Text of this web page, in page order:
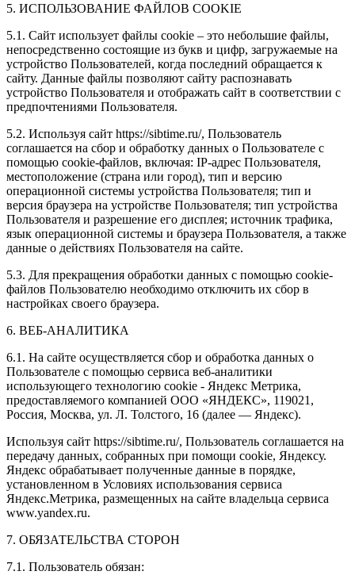
5. ИСПОЛЬЗОВАНИЕ ФАЙЛОВ COOKIE
5.1. Сайт использует файлы cookie – это небольшие файлы,
непосредственно состоящие из букв и цифр, загружаемые на
устройство Пользователей, когда последний обращается к
сайту. Данные файлы позволяют сайту распознавать
устройство Пользователя и отображать сайт в соответствии с
предпочтениями Пользователя.
5.2. Используя сайт https://sibtime.ru/, Пользователь
соглашается на сбор и обработку данных о Пользователе с
помощью cookie-файлов, включая: IP-адрес Пользователя,
местоположение (страна или город), тип и версию
операционной системы устройства Пользователя; тип и
версия браузера на устройстве Пользователя; тип устройства
Пользователя и разрешение его дисплея; источник трафика,
язык операционной системы и браузера Пользователя, а также
данные о действиях Пользователя на сайте.
5.3. Для прекращения обработки данных с помощью cookie-
файлов Пользователю необходимо отключить их сбор в
настройках своего браузера.
6. ВЕБ-АНАЛИТИКА
6.1. На сайте осуществляется сбор и обработка данных о
Пользователе с помощью сервиса веб-аналитики
использующего технологию cookie - Яндекс Метрика,
предоставляемого компанией ООО «ЯНДЕКС», 119021,
Россия, Москва, ул. Л. Толстого, 16 (далее — Яндекс).
Используя сайт https://sibtime.ru/, Пользователь соглашается на
передачу данных, собранных при помощи cookie, Яндексу.
Яндекс обрабатывает полученные данные в порядке,
установленном в Условиях использования сервиса
Яндекс.Метрика, размещенных на сайте владельца сервиса
www.yandex.ru.
7. ОБЯЗАТЕЛЬСТВА СТОРОН
7.1. Пользователь обязан: